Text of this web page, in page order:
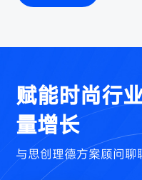
赋能时尚行
量增长
与思创理德方案顾问聊